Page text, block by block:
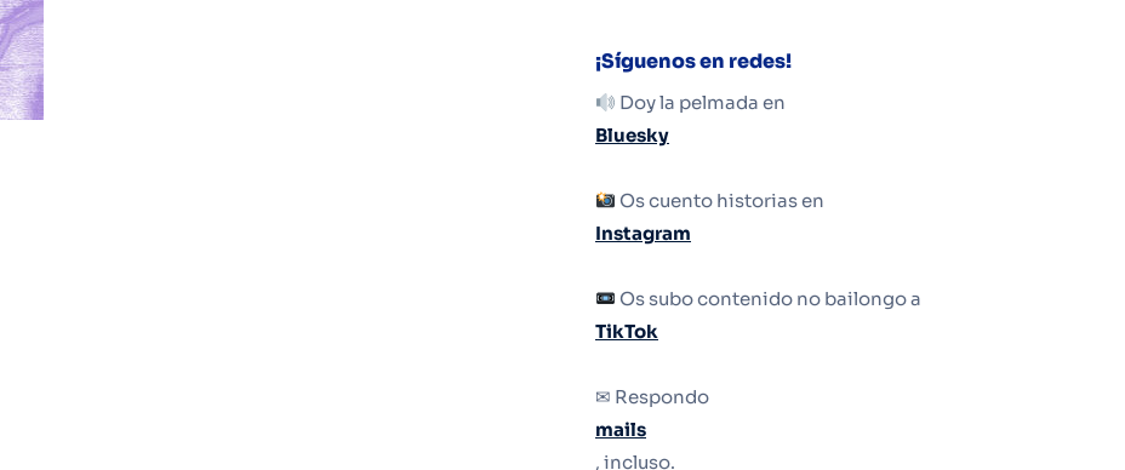
¡Síguenos en redes!
Doy la pelmada en
Bluesky
Os cuento historias en
Instagram
Os subo contenido no bailongo a
TikTok
✉ Respondo
mails
, incluso.